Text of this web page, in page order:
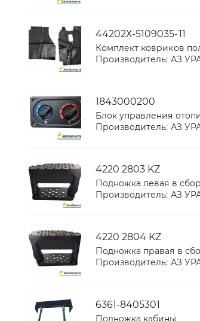
44202Х-5109035-11
Комплект ковриков
Производитель: АЗ
1843000200
Блок управления
Производитель: АЗ
4220 2803 KZ
Подножка левая в
Производитель: АЗ
4220 2804 KZ
Подножка правая в
Производитель: АЗ
6361-8405301
Подножка кабины